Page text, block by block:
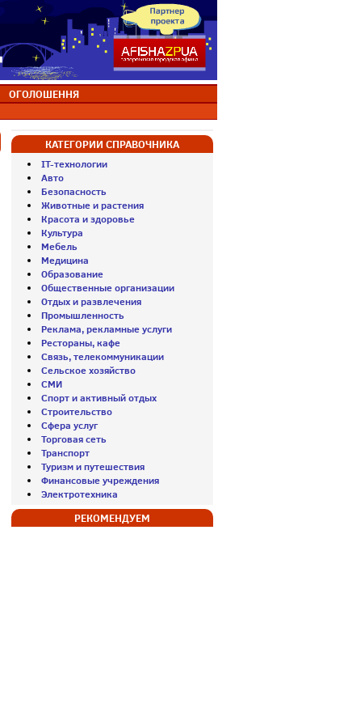
ОГОЛОШЕННЯ
КАТЕГОРИИ СПРАВОЧНИКА
IT-технологии
Авто
Безопасность
Животные и растения
Красота и здоровье
Культура
Мебель
Медицина
Образование
Общественные организации
Отдых и развлечения
Промышленность
Реклама, рекламные услуги
Рестораны, кафе
Связь, телекоммуникации
Сельское хозяйство
СМИ
Спорт и активный отдых
Строительство
Сфера услуг
Торговая сеть
Транспорт
Туризм и путешествия
Финансовые учреждения
Электротехника
РЕКОМЕНДУЕМ